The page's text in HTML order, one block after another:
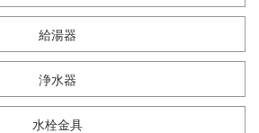
給湯器
浄水器
水栓金具